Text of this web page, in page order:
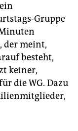
Gruppe
der meint,
besteht,
keiner,
die WG. Dazu